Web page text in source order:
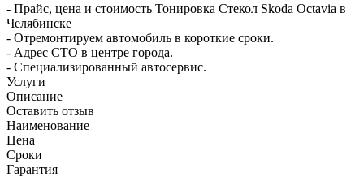
- Прайс, цена и стоимость Тонировка Стекол Skoda Octavia в
Челябинске
- Отремонтируем автомобиль в короткие сроки.
- Адрес СТО в центре города.
- Специализированный автосервис.
Услуги
Описание
Оставить отзыв
Наименование
Цена
Сроки
Гарантия